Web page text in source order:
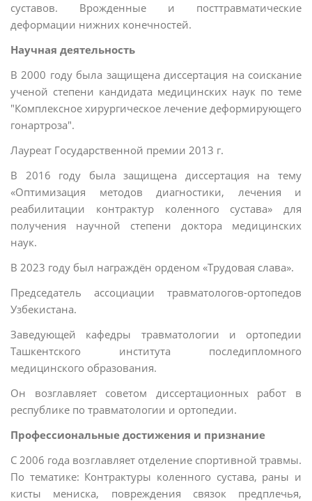
суставов. Врожденные и посттравматические
деформации нижних конечностей.
Научная деятельность
В 2000 году была защищена диссертация на соискание
ученой степени кандидата медицинских наук по теме
"Комплексное хирургическое лечение деформирующего
гонартроза".
Лауреат Государственной премии 2013 г.
В 2016 году была защищена диссертация на тему
«Оптимизация методов диагностики, лечения и
реабилитации контрактур коленного сустава» для
получения научной степени доктора медицинских
наук.
В 2023 году был награждён орденом «Трудовая слава».
Председатель ассоциации травматологов-ортопедов
Узбекистана.
Заведующей кафедры травматологии и ортопедии
Ташкентского института последипломного
медицинского образования.
Он возглавляет советом диссертационных работ в
республике по травматологии и ортопедии.
Профессиональные достижения и признание
С 2006 года возглавляет отделение спортивной травмы.
По тематике: Контрактуры коленного сустава, раны и
кисты мениска, повреждения связок предплечья,